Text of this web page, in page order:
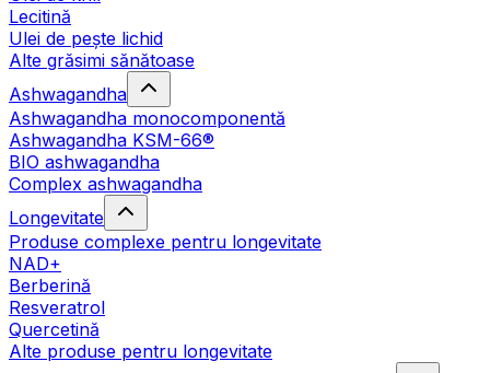
Lecitină
Ulei de pește lichid
Alte grăsimi sănătoase
Ashwagandha
Ashwagandha monocomponentă
Ashwagandha KSM-66®
BIO ashwagandha
Complex ashwagandha
Longevitate
Produse complexe pentru longevitate
NAD+
Berberină
Resveratrol
Quercetină
Alte produse pentru longevitate